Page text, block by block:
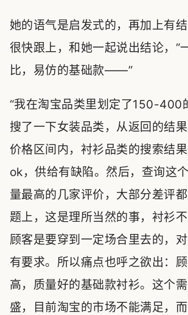
她的语气是启发式的，再加上有
很快跟上，和她一起说出结论，“
比，易仿的基础款——”
“我在淘宝品类里划定了150-400
搜了一下女装品类，从返回的结
价格区间内，衬衫品类的搜索结果
ok，供给有缺陷。然后，查询这
量最高的几家评价，大部分差评
题上，这是理所当然的事，衬衫
顾客是要穿到一定场合里去的，
有要求。所以痛点也呼之欲出：
高，质量好的基础款衬衫。这个
盛，目前淘宝的市场不能满足，